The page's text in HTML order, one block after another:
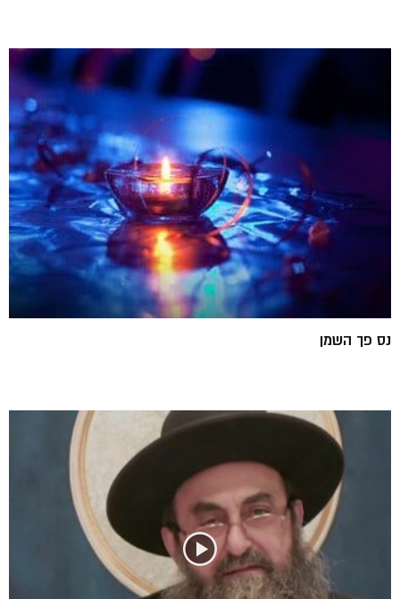
נס פך השמן